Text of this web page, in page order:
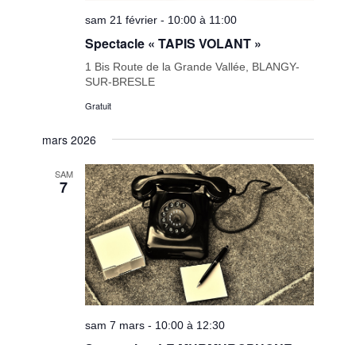
sam 21 février - 10:00 à 11:00
Spectacle « TAPIS VOLANT »
1 Bis Route de la Grande Vallée, BLANGY-
SUR-BRESLE
Gratuit
mars 2026
SAM
7
sam 7 mars - 10:00 à 12:30